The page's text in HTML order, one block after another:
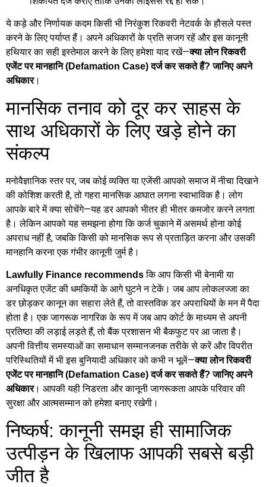
ये कड़े और निर्णायक कदम किसी भी निरंकुश रिकवरी नेटवर्क के हौसले पस्त
करने के लिए पर्याप्त हैं। अपने अधिकारों के प्रति सजग रहें और इस कानूनी
हथियार का सही इस्तेमाल करने के लिए हमेशा याद रखें—क्या लोन रिकवरी
एजेंट पर मानहानि (Defamation Case) दर्ज कर सकते हैं? जानिए अपने
अधिकार।
मानसिक तनाव को दूर कर साहस के
साथ अधिकारों के लिए खड़े होने का
संकल्प
मनोवैज्ञानिक स्तर पर, जब कोई व्यक्ति या एजेंसी आपको समाज में नीचा दिखाने
की कोशिश करती है, तो गहरा मानसिक आघात लगना स्वाभाविक है। लोग
आपके बारे में क्या सोचेंगे—यह डर आपको भीतर ही भीतर कमजोर करने लगता
है। लेकिन आपको यह समझना होगा कि कर्ज चुकाने में असमर्थ होना कोई
अपराध नहीं है, जबकि किसी को मानसिक रूप से प्रताड़ित करना और उसकी
मानहानि करना एक गंभीर कानूनी जुर्म है।
Lawfully Finance recommendsकि आप किसी भी बेनामी या
अनधिकृत एजेंट की धमकियों के आगे घुटने न टेकें। जब आप लोकलज्जा का
डर छोड़कर कानून का सहारा लेते हैं, तो वास्तविक डर अपराधियों के मन में पैदा
होता है। एक जागरूक नागरिक के रूप में जब आप कोर्ट के माध्यम से अपनी
प्रतिष्ठा की लड़ाई लड़ते हैं, तो बैंक प्रशासन भी बैकफुट पर आ जाता है।
अपनी वित्तीय समस्याओं का समाधान सम्मानजनक तरीके से करें और विपरीत
परिस्थितियों में भी इस बुनियादी अधिकार को कभी न भूलें—क्या लोन रिकवरी
एजेंट पर मानहानि (Defamation Case) दर्ज कर सकते हैं? जानिए अपने
अधिकार। आपकी यही निडरता और कानूनी जागरूकता आपके परिवार की
सुरक्षा और आत्मसम्मान को हमेशा बनाए रखेगी।
निष्कर्ष: कानूनी समझ ही सामाजिक
उत्पीड़न के खिलाफ आपकी सबसे बड़ी
जीत है